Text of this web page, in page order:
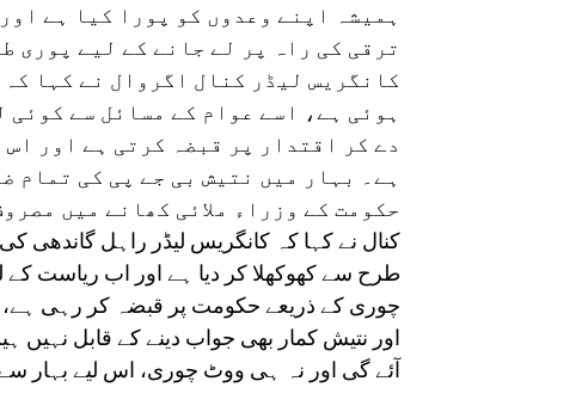
ہمیشہ اپنے وعدوں کو پورا کیا ہے
ترقی کی راہ پر لے جانے کے لیے پوری
کانگریس لیڈر کنال اگروال نے کہا
ہوئی ہے، اسے عوام کے مسائل سے
دے کر اقتدار پر قبضہ کرتی ہے اور
ہے۔ بہار میں نتیش بی جے پی کی تمام
حکومت کے وزراء ملائی کھانے میں
کنال نے کہا کہ کانگریس لیڈر راہل گاندھی
طرح سے کھوکھلا کر دیا ہے اور اب ریاست
چوری کے ذریعے حکومت پر قبضہ کر رہی ہے،
اور نتیش کمار بھی جواب دینے کے قابل نہیں
آئے گی اور نہ ہی ووٹ چوری، اس لیے بہار سے